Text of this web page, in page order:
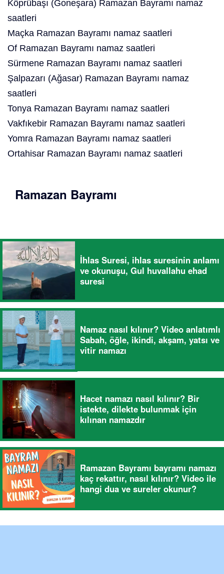
Köprübaşı (Goneşara) Ramazan Bayramı namaz
saatleri
Maçka Ramazan Bayramı namaz saatleri
Of Ramazan Bayramı namaz saatleri
Sürmene Ramazan Bayramı namaz saatleri
Şalpazarı (Ağasar) Ramazan Bayramı namaz
saatleri
Tonya Ramazan Bayramı namaz saatleri
Vakfıkebir Ramazan Bayramı namaz saatleri
Yomra Ramazan Bayramı namaz saatleri
Ortahisar Ramazan Bayramı namaz saatleri
Ramazan Bayramı
İhlas Suresi, ihlas suresinin anlamı
ve okunuşu, Gul huvallahu ehad
suresi
Namaz nasıl kılınır? Video anlatımlı
Sabah, öğle, ikindi, akşam, yatsı ve
vitir namazı
Hacet namazı nasıl kılınır? Bir
istekte, dilekte bulunmak için
kılınan namazdır
Ramazan Bayramı bayramı namazı
kaç rekattır, nasıl kılınır? Video ile
hangi dua ve sureler okunur?